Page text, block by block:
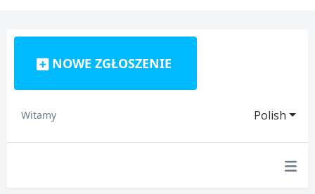
NOWE ZGŁOSZENIE
Polish
Witamy